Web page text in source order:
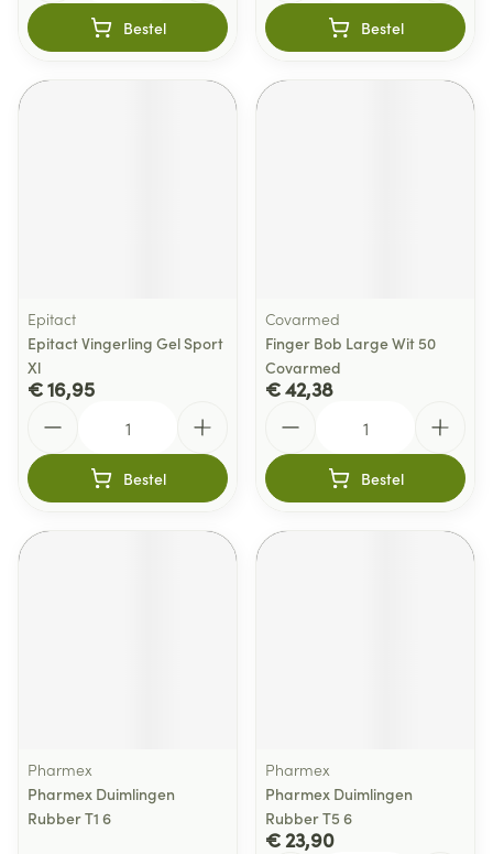
Bestel Bestel
Epitact
Epitact Vingerling Gel Sport
Xl
€ 16,95
Bestel
Covarmed
Finger Bob Large Wit 50
Covarmed
€ 42,38
Bestel
Pharmex
Pharmex Duimlingen
Rubber T1 6
Pharmex
Pharmex Duimlingen
Rubber T5 6
€ 23,90